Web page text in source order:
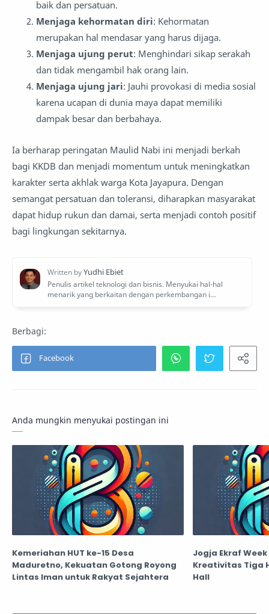
baik dan persatuan.
Menjaga kehormatan diri: Kehormatan
merupakan hal mendasar yang harus dijaga.
Menjaga ujung perut: Menghindari sikap serakah
dan tidak mengambil hak orang lain.
Menjaga ujung jari: Jauhi provokasi di media sosial
karena ucapan di dunia maya dapat memiliki
dampak besar dan berbahaya.
Ia berharap peringatan Maulid Nabi ini menjadi berkah
bagi KKDB dan menjadi momentum untuk meningkatkan
karakter serta akhlak warga Kota Jayapura. Dengan
semangat persatuan dan toleransi, diharapkan masyarakat
dapat hidup rukun dan damai, serta menjadi contoh positif
bagi lingkungan sekitarnya.
Anda mungkin menyukai postingan ini
Kemeriahan HUT ke-15 Desa
Maduretno, Kekuatan Gotong Royong
Lintas Iman untuk Rakyat Sejahtera
Jogja Ekraf
Kreativitas Tiga
Hall